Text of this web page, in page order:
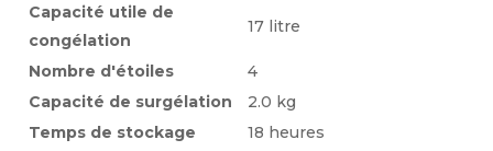
Éclairage à LED
Sans entretien et économe : les LED efficaces
Téléchargements
Capacité utile de
congélation
17 litre
Nombre d'étoiles
4
Capacité de surgélation
2.0 kg
Temps de stockage
18 heures